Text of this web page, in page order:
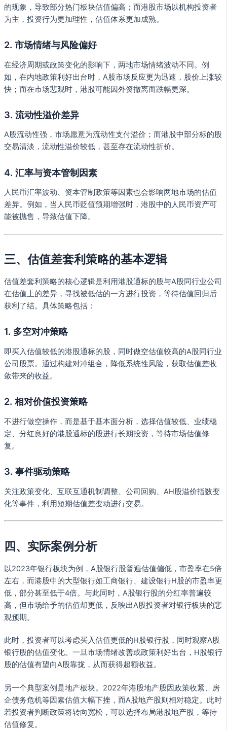
的现象，导致部分热门板块估值偏高；而港股市场以机构投资者
为主，投资行为更加理性，估值体系更加成熟。
2. 市场情绪与风险偏好
在经济周期或政策变化的影响下，两地市场情绪波动不同。例
如，在内地政策利好出台时，A股市场反应更为迅速，股价上涨较
快；而在市场悲观时，港股可能因外资撤离而跌幅更深。
3. 流动性溢价差异
A股流动性强，市场愿意为流动性支付溢价；而港股中部分标的股
交易清淡，流动性溢价较低，甚至存在流动性折价。
4. 汇率与资本管制因素
人民币汇率波动、资本管制政策等因素也会影响两地市场的估值
差异。例如，当人民币贬值预期增强时，港股中的人民币资产可
能被抛售，导致估值下降。
三、估值差套利策略的基本逻辑
估值差套利策略的核心逻辑是利用港股通标的股与A股同行业公司
在估值上的差异，寻找被低估的一方进行投资，等待估值回归后
获利了结。具体策略包括：
1. 多空对冲策略
即买入估值较低的港股通标的股，同时做空估值较高的A股同行业
公司股票。通过构建对冲组合，降低系统性风险，获取估值差收
敛带来的收益。
2. 相对价值投资策略
不进行做空操作，而是基于基本面分析，选择估值较低、业绩稳
定、分红良好的港股通标的股进行长期投资，等待市场估值修
复。
3. 事件驱动策略
关注政策变化、互联互通机制调整、公司回购、AH股溢价指数变
化等事件，利用短期估值差变动进行交易。
四、实际案例分析
以2023年银行板块为例，A股银行股普遍估值偏低，市盈率在5倍
左右，而港股中的大型银行如工商银行、建设银行H股的市盈率更
低，部分甚至低于4倍。与此同时，A股银行股的分红率普遍较
高，但市场给予的估值却更低，反映出A股投资者对银行板块的悲
观预期。
此时，投资者可以考虑买入估值更低的H股银行股，同时观察A股
银行股的估值变化。一旦市场情绪改善或政策利好出台，H股银行
股的估值有望向A股靠拢，从而获得超额收益。
另一个典型案例是地产板块。2022年港股地产股因政策收紧、房
企债务危机等因素估值大幅下挫，而A股地产股则相对稳定。此时
若投资者判断政策将转向宽松，可以选择布局港股地产股，等待
估值修复。